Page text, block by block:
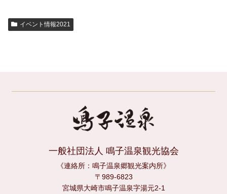
イベント情報2021
一般社団法人 鳴子温泉観光協会
《連絡所：鳴子温泉郷観光案内所》
〒989-6823
宮城県大崎市鳴子温泉字湯元2-1